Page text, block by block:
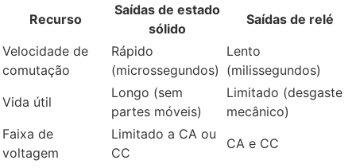
Recurso
Saídas de estado
sólido
Saídas de relé
Velocidade de
comutação
Rápido
(microssegundos)
Lento
(milissegundos)
Vida útil
Longo (sem
partes móveis)
Limitado (desgaste
mecânico)
Faixa de
voltagem
Limitado a CA ou
CC
CA e CC